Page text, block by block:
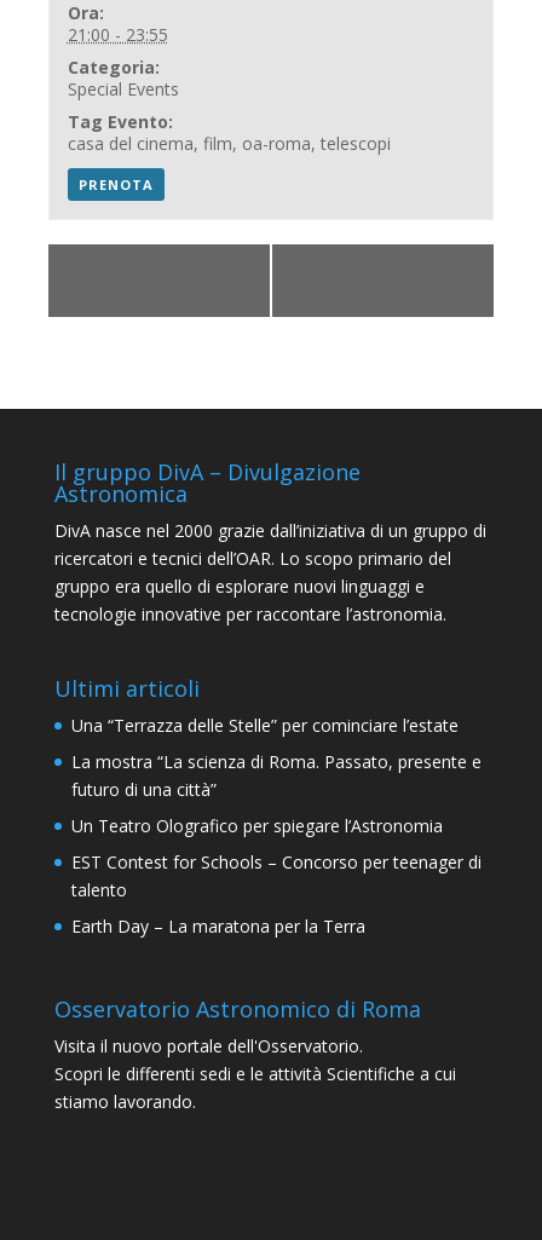
Ora:
21:00 - 23:55
Categoria:
Special Events
Tag Evento:
casa del cinema, film, oa-roma, telescopi
PRENOTA
Il gruppo DivA – Divulgazione
Astronomica
DivA nasce nel 2000 grazie dall’iniziativa di un gruppo di
ricercatori e tecnici dell’OAR. Lo scopo primario del
gruppo era quello di esplorare nuovi linguaggi e
tecnologie innovative per raccontare l’astronomia.
Ultimi articoli
Una “Terrazza delle Stelle” per cominciare l’estate
La mostra “La scienza di Roma. Passato, presente e
futuro di una città”
Un Teatro Olografico per spiegare l’Astronomia
EST Contest for Schools – Concorso per teenager di
talento
Earth Day – La maratona per la Terra
Osservatorio Astronomico di Roma
Visita il nuovo portale dell'Osservatorio.
Scopri le differenti sedi e le attività Scientifiche a cui
stiamo lavorando.